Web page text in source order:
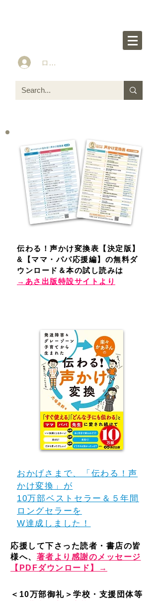
ログイン
伝わる！声かけ変換表【決定版】
&【ママ・パパ応援編】の無料ダ
ウンロード＆本の試し読みは
→あさ出版特設サイトより
おかげさまで、「伝わる！声
かけ変換」が
10万部ベストセラー＆５年間
ロングセラーを
W達成しました！
応援して下さった読者・書店の皆
様へ、 著者より感謝のメッセージ
【PDFダウンロード】→
＜10万部御礼＞学校・支援団体等